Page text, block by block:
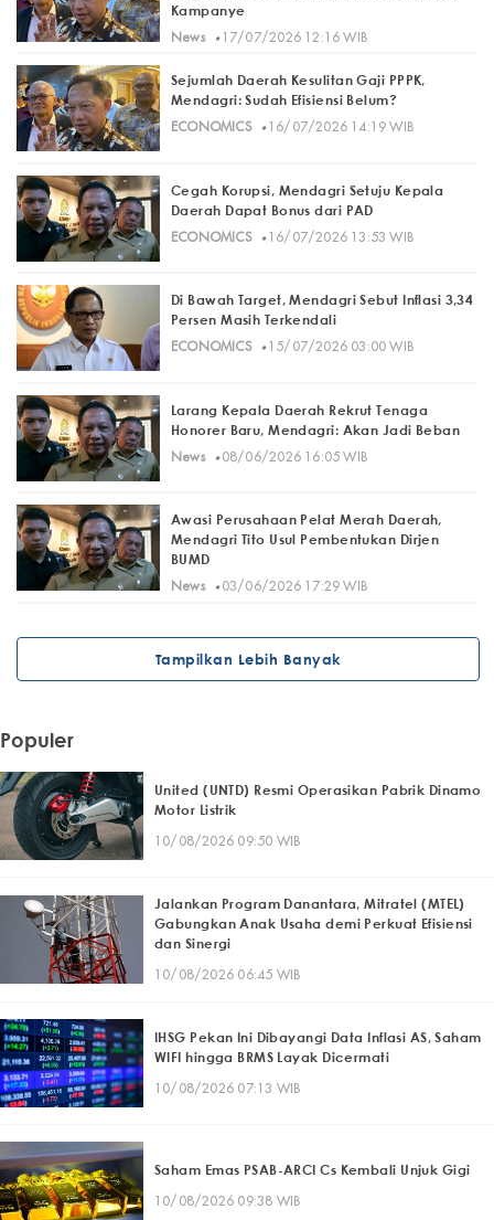
Kampanye
News· 17/07/2026 12:16 WIB
Sejumlah Daerah Kesulitan Gaji PPPK,
Mendagri: Sudah Efisiensi Belum?
ECONOMICS· 16/07/2026 14:19 WIB
Cegah Korupsi, Mendagri Setuju Kepala
Daerah Dapat Bonus dari PAD
ECONOMICS· 16/07/2026 13:53 WIB
Di Bawah Target, Mendagri Sebut Inflasi 3,34
Persen Masih Terkendali
ECONOMICS· 15/07/2026 03:00 WIB
Larang Kepala Daerah Rekrut Tenaga
Honorer Baru, Mendagri: Akan Jadi Beban
News· 08/06/2026 16:05 WIB
Awasi Perusahaan Pelat Merah Daerah,
Mendagri Tito Usul Pembentukan Dirjen
BUMD
News· 03/06/2026 17:29 WIB
Tampilkan Lebih Banyak
Populer
United (UNTD) Resmi Operasikan Pabrik Dinamo
Motor Listrik
10/08/2026 09:50 WIB
Jalankan Program Danantara, Mitratel (MTEL)
Gabungkan Anak Usaha demi Perkuat Efisiensi
dan Sinergi
10/08/2026 06:45 WIB
IHSG Pekan Ini Dibayangi Data Inflasi AS, Saham
WIFI hingga BRMS Layak Dicermati
10/08/2026 07:13 WIB
Saham Emas PSAB-ARCI Cs Kembali Unjuk Gigi
10/08/2026 09:38 WIB